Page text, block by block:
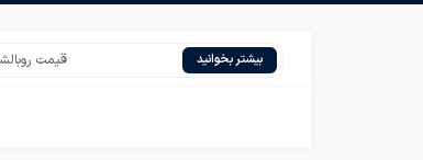
بیشتر بخوانید قیمت روبالشتی